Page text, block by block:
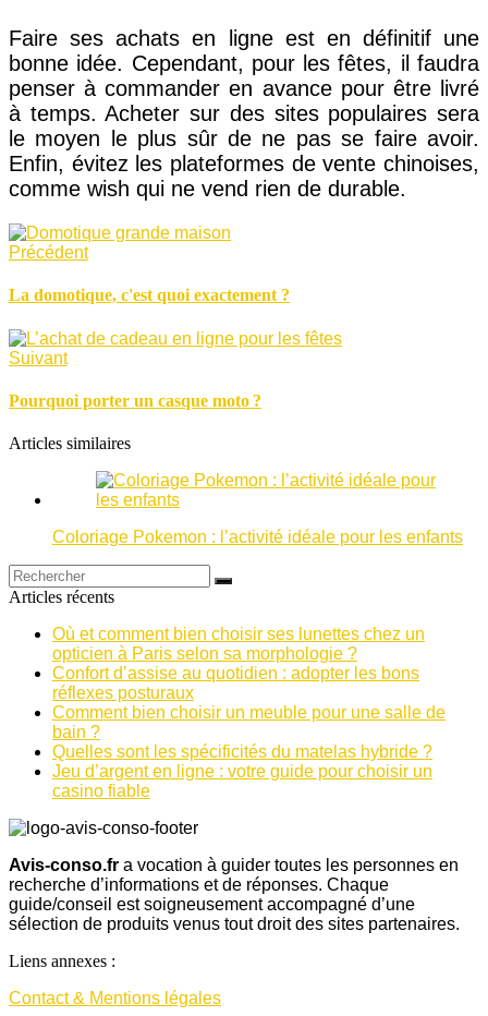
Faire ses achats en ligne est en définitif une
bonne idée. Cependant, pour les fêtes, il faudra
penser à commander en avance pour être livré
à temps. Acheter sur des sites populaires sera
le moyen le plus sûr de ne pas se faire avoir.
Enfin, évitez les plateformes de vente chinoises,
comme wish qui ne vend rien de durable.
Précédent
La domotique, c'est quoi exactement ?
Suivant
Pourquoi porter un casque moto ?
Articles similaires
Coloriage Pokemon : l’activité idéale pour les enfants
Articles récents
Où et comment bien choisir ses lunettes chez un
opticien à Paris selon sa morphologie ?
Confort d’assise au quotidien : adopter les bons
réflexes posturaux
Comment bien choisir un meuble pour une salle de
bain ?
Quelles sont les spécificités du matelas hybride ?
Jeu d’argent en ligne : votre guide pour choisir un
casino fiable
Avis-conso.fr a vocation à guider toutes les personnes en
recherche d’informations et de réponses. Chaque
guide/conseil est soigneusement accompagné d’une
sélection de produits venus tout droit des sites partenaires.
Liens annexes :
Contact & Mentions légales